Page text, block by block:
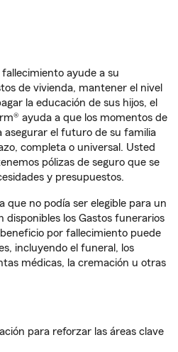
ayude a su
de vivienda, mantener el nivel
la educación de sus hijos, el
ayuda a que los momentos de
asegurar el futuro de su familia
completa o universal. Usted
pólizas de seguro que se
y presupuestos.
que no podía ser elegible para un
disponibles los Gastos funerarios
por fallecimiento puede
incluyendo el funeral, los
médicas, la cremación u otras
para reforzar las áreas clave